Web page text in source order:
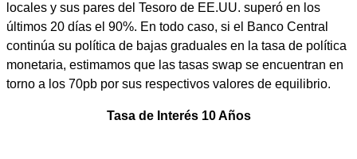
locales y sus pares del Tesoro de EE.UU. superó en los
últimos 20 días el 90%. En todo caso, si el Banco Central
continúa su política de bajas graduales en la tasa de política
monetaria, estimamos que las tasas swap se encuentran en
torno a los 70pb por sus respectivos valores de equilibrio.
Tasa de Interés 10 Años